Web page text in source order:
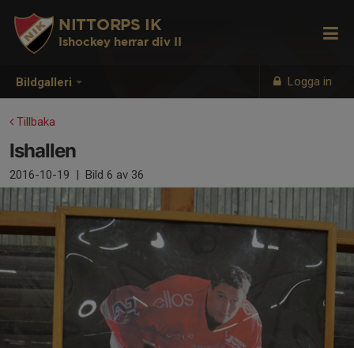
Bildgalleri Logga in
NITTORPS IK
Ishockey herrar div II
Tillbaka
Ishallen
2016-10-19 | Bild 6 av 36